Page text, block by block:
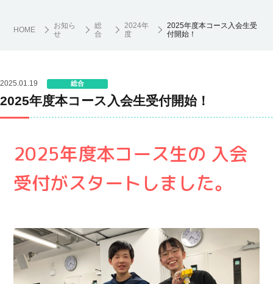
HOME
お知ら
せ
総
合
2024年
度
2025年度本コース入会生受
付開始！
2025.01.19 総合
2025年度本コース入会生受付開始！
2025年度本コース生の 入会
受付がスタートしました。